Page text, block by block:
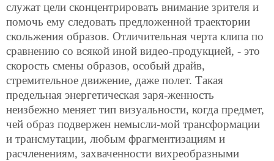
служат цели сконцентрировать внимание зрителя и
помочь ему следовать предложенной траектории
скольжения образов. Отличительная черта клипа по
сравнению со всякой иной видео-продукцией, - это
скорость смены образов, особый драйв,
стремительное движение, даже полет. Такая
предельная энергетическая заря-женность
неизбежно меняет тип визуальности, когда предмет,
чей образ подвержен немысли-мой трансформации
и трансмутации, любым фрагментизациям и
расчленениям, захваченности вихреобразными